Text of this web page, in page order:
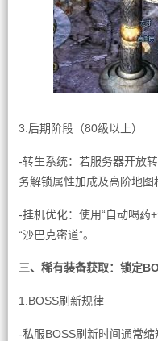
3.后期阶段（80级以上）
-转生系统：若服务器开放
务解锁属性加成及高阶地图
-挂机优化：使用“自动喝药
“沙巴克密道”。
三、稀有装备获取：锁定
1.BOSS刷新规律
-私服BOSS刷新时间通常